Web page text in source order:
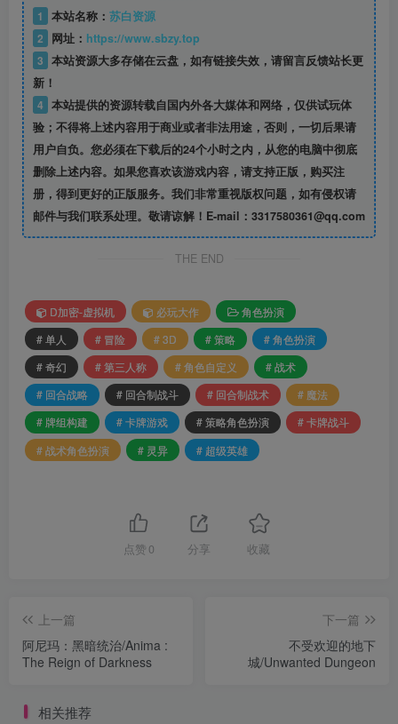
1 本站名称： 苏白资源
2
网址： https://www.sbzy.top
3 本站资源大多存储在云盘，如有链接失效，请留言反馈站长更
新！
4 本站提供的资源转载自国内外各大媒体和网络，仅供试玩体
验；不得将上述内容用于商业或者非法用途，否则，一切后果请
用户自负。您必须在下载后的24个小时之内，从您的电脑中彻底
删除上述内容。如果您喜欢该游戏内容，请支持正版，购买注
册，得到更好的正版服务。我们非常重视版权问题，如有侵权请
邮件与我们联系处理。敬请谅解！E-mail：3317580361@qq.com
THE END
D加密-虚拟机 必玩大作
角色扮演
# 单人
# 冒险 # 3D # 策略
# 角色扮演
# 奇幻
# 第三人称 # 角色自定义
# 战术
# 回合战略
# 回合制战斗 # 回合制战术
# 魔法
# 牌组构建
# 卡牌游戏 # 策略角色扮演
# 卡牌战斗
# 战术角色扮演
# 灵异 # 超级英雄
点赞 0 分享 收藏
上一篇
阿尼玛：黑暗统治/Anima :
The Reign of Darkness
下一篇
不受欢迎的地下
城/Unwanted Dungeon
相关推荐